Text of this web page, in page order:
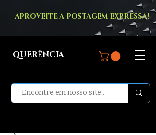
APROVEITE A POSTAGEM EXPRESSA!
QUERÊNCIA